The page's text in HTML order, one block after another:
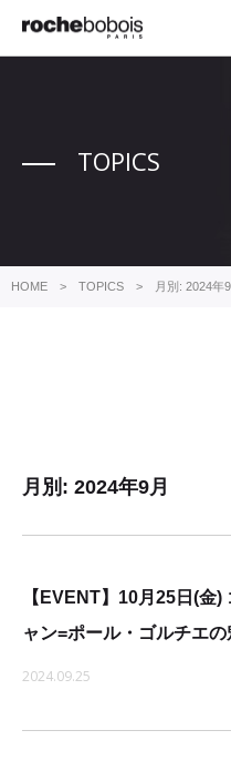
TOPICS
HOME TOPICS 月別: 2024年
月別: 2024年9月
【EVENT】10月25日(金
ャン=ポール・ゴルチエの
2024.09.25